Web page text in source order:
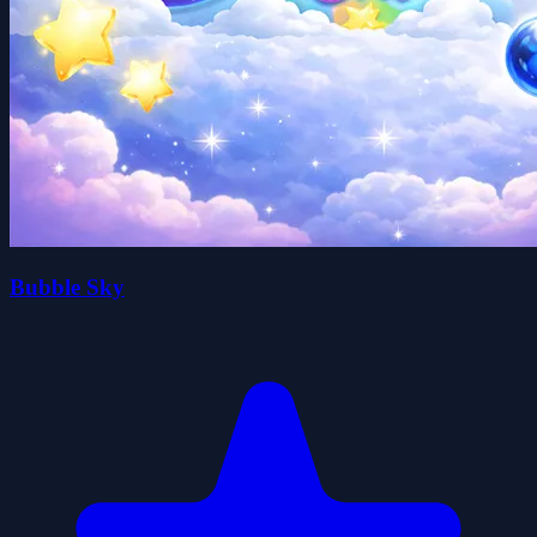
Bubble Sky